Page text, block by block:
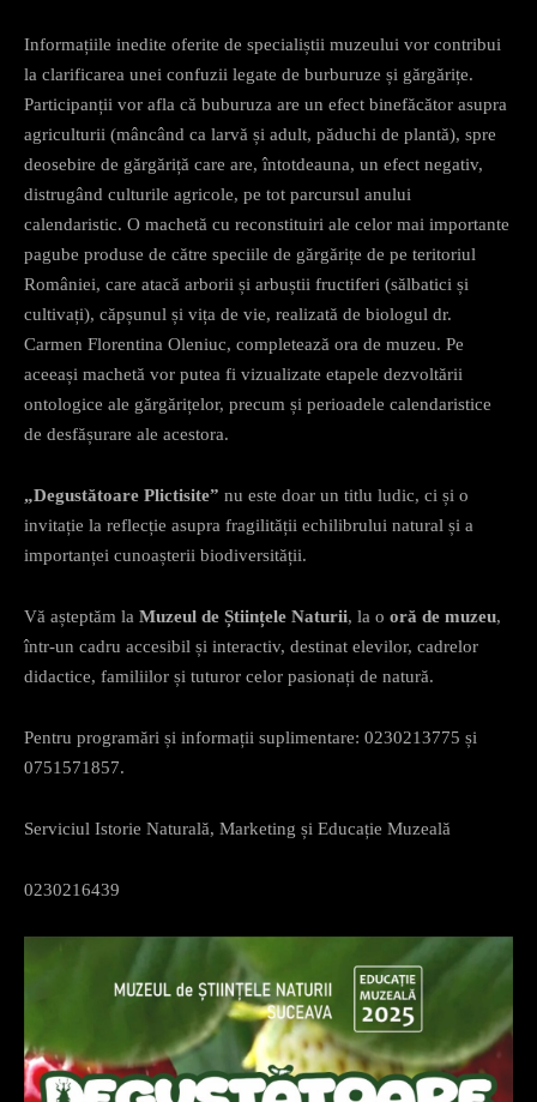
Informațiile inedite oferite de specialiștii muzeului vor contribui
la clarificarea unei confuzii legate de burburuze și gărgărițe.
Participanții vor afla că buburuza are un efect binefăcător asupra
agriculturii (mâncând ca larvă și adult, păduchi de plantă), spre
deosebire de gărgăriță care are, întotdeauna, un efect negativ,
distrugând culturile agricole, pe tot parcursul anului
calendaristic. O machetă cu reconstituiri ale celor mai importante
pagube produse de către speciile de gărgărițe de pe teritoriul
României, care atacă arborii și arbuștii fructiferi (sălbatici și
cultivați), căpșunul și vița de vie, realizată de biologul dr.
Carmen Florentina Oleniuc, completează ora de muzeu. Pe
aceeași machetă vor putea fi vizualizate etapele dezvoltării
ontologice ale gărgărițelor, precum și perioadele calendaristice
de desfășurare ale acestora.
„Degustătoare Plictisite” nu este doar un titlu ludic, ci și o
invitație la reflecție asupra fragilității echilibrului natural și a
importanței cunoașterii biodiversității.
Vă așteptăm la Muzeul de Științele Naturii, la o oră de muzeu,
într-un cadru accesibil și interactiv, destinat elevilor, cadrelor
didactice, familiilor și tuturor celor pasionați de natură.
Pentru programări și informații suplimentare: 0230213775 și
0751571857.
Serviciul Istorie Naturală, Marketing și Educație Muzeală
0230216439